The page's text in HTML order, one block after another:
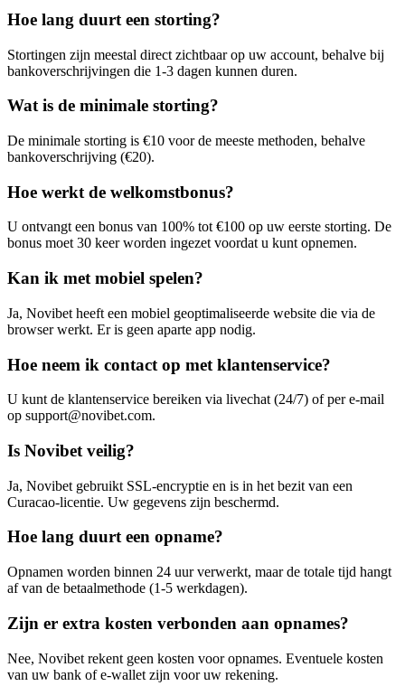
Hoe lang duurt een storting?
Stortingen zijn meestal direct zichtbaar op uw account, behalve bij
bankoverschrijvingen die 1-3 dagen kunnen duren.
Wat is de minimale storting?
De minimale storting is €10 voor de meeste methoden, behalve
bankoverschrijving (€20).
Hoe werkt de welkomstbonus?
U ontvangt een bonus van 100% tot €100 op uw eerste storting. De
bonus moet 30 keer worden ingezet voordat u kunt opnemen.
Kan ik met mobiel spelen?
Ja, Novibet heeft een mobiel geoptimaliseerde website die via de
browser werkt. Er is geen aparte app nodig.
Hoe neem ik contact op met klantenservice?
U kunt de klantenservice bereiken via livechat (24/7) of per e-mail
op support@novibet.com.
Is Novibet veilig?
Ja, Novibet gebruikt SSL-encryptie en is in het bezit van een
Curacao-licentie. Uw gegevens zijn beschermd.
Hoe lang duurt een opname?
Opnamen worden binnen 24 uur verwerkt, maar de totale tijd hangt
af van de betaalmethode (1-5 werkdagen).
Zijn er extra kosten verbonden aan opnames?
Nee, Novibet rekent geen kosten voor opnames. Eventuele kosten
van uw bank of e-wallet zijn voor uw rekening.